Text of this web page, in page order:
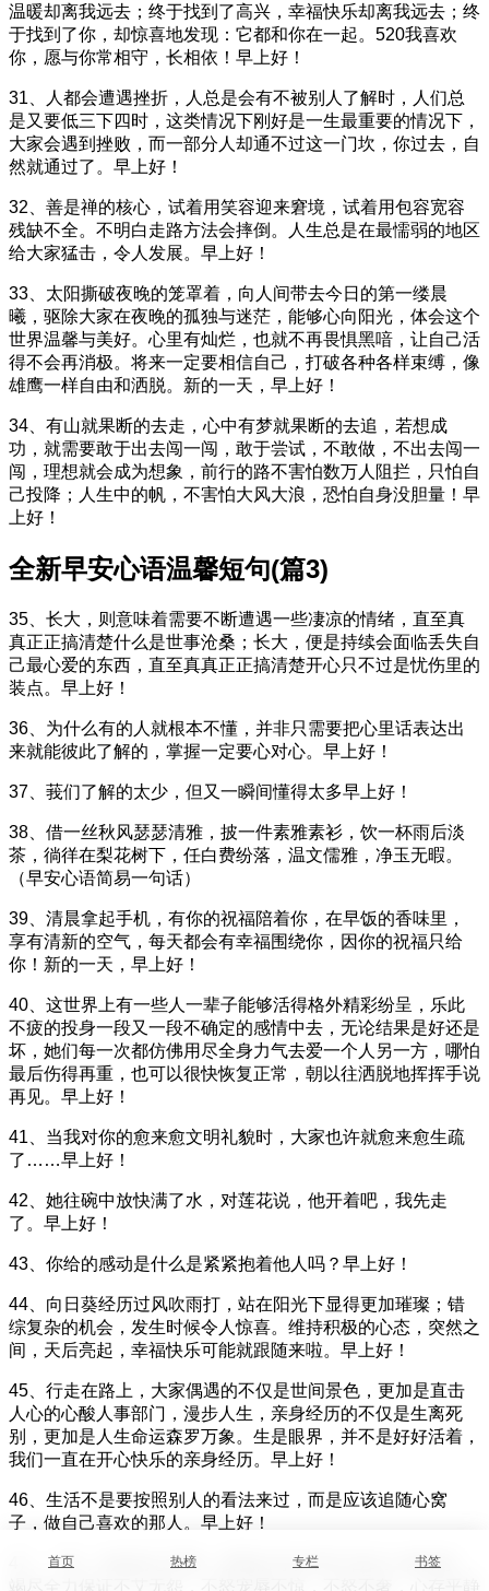
温暖却离我远去；终于找到了高兴，幸福快乐却离我远去；终
于找到了你，却惊喜地发现：它都和你在一起。520我喜欢
你，愿与你常相守，长相依！早上好！
31、人都会遭遇挫折，人总是会有不被别人了解时，人们总
是又要低三下四时，这类情况下刚好是一生最重要的情况下，
大家会遇到挫败，而一部分人却通不过这一门坎，你过去，自
然就通过了。早上好！
32、善是禅的核心，试着用笑容迎来窘境，试着用包容宽容
残缺不全。不明白走路方法会摔倒。人生总是在最懦弱的地区
给大家猛击，令人发展。早上好！
33、太阳撕破夜晚的笼罩着，向人间带去今日的第一缕晨
曦，驱除大家在夜晚的孤独与迷茫，能够心向阳光，体会这个
世界温馨与美好。心里有灿烂，也就不再畏惧黑喑，让自己活
得不会再消极。将来一定要相信自己，打破各种各样束缚，像
雄鹰一样自由和洒脱。新的一天，早上好！
34、有山就果断的去走，心中有梦就果断的去追，若想成
功，就需要敢于出去闯一闯，敢于尝试，不敢做，不出去闯一
闯，理想就会成为想象，前行的路不害怕数万人阻拦，只怕自
己投降；人生中的帆，不害怕大风大浪，恐怕自身没胆量！早
上好！
全新早安心语温馨短句(篇3)
35、长大，则意味着需要不断遭遇一些凄凉的情绪，直至真
真正正搞清楚什么是世事沧桑；长大，便是持续会面临丢失自
己最心爱的东西，直至真真正正搞清楚开心只不过是忧伤里的
装点。早上好！
36、为什么有的人就根本不懂，并非只需要把心里话表达出
来就能彼此了解的，掌握一定要心对心。早上好！
37、莪们了解的太少，但又一瞬间懂得太多早上好！
38、借一丝秋风瑟瑟清雅，披一件素雅素衫，饮一杯雨后淡
茶，徜徉在梨花树下，任白费纷落，温文儒雅，净玉无暇。
（早安心语简易一句话）
39、清晨拿起手机，有你的祝福陪着你，在早饭的香味里，
享有清新的空气，每天都会有幸福围绕你，因你的祝福只给
你！新的一天，早上好！
40、这世界上有一些人一辈子能够活得格外精彩纷呈，乐此
不疲的投身一段又一段不确定的感情中去，无论结果是好还是
坏，她们每一次都仿佛用尽全身力气去爱一个人另一方，哪怕
最后伤得再重，也可以很快恢复正常，朝以往洒脱地挥挥手说
再见。早上好！
41、当我对你的愈来愈文明礼貌时，大家也许就愈来愈生疏
了……早上好！
42、她往碗中放快满了水，对莲花说，他开着吧，我先走
了。早上好！
43、你给的感动是什么是紧紧抱着他人吗？早上好！
44、向日葵经历过风吹雨打，站在阳光下显得更加璀璨；错
综复杂的机会，发生时候令人惊喜。维持积极的心态，突然之
间，天后亮起，幸福快乐可能就跟随来啦。早上好！
45、行走在路上，大家偶遇的不仅是世间景色，更加是直击
人心的心酸人事部门，漫步人生，亲身经历的不仅是生离死
别，更加是人生命运森罗万象。生是眼界，并不是好好活着，
我们一直在开心快乐的亲身经历。早上好！
46、生活不是要按照别人的看法来过，而是应该追随心窝
子，做自己喜欢的那人。早上好！
47、一切，均由内心平静，若我们可以常常"吾日三省吾身"，
首页 热榜 专栏 书签